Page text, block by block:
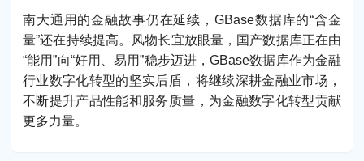
南大通用的金融故事仍在延续，GBase数据库的“含金
量”还在持续提高。风物长宜放眼量，国产数据库正在由
“能用”向“好用、易用”稳步迈进，GBase数据库作为金融
行业数字化转型的坚实后盾，将继续深耕金融业市场，
不断提升产品性能和服务质量，为金融数字化转型贡献
更多力量。